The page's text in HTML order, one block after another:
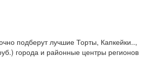
подберут лучшие Торты, Капкейки..,
города и районные центры регионов